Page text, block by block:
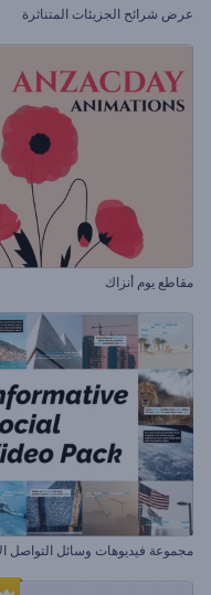
عرض شرائح الجزيئات المتناثرة
مقاطع يوم أنزاك